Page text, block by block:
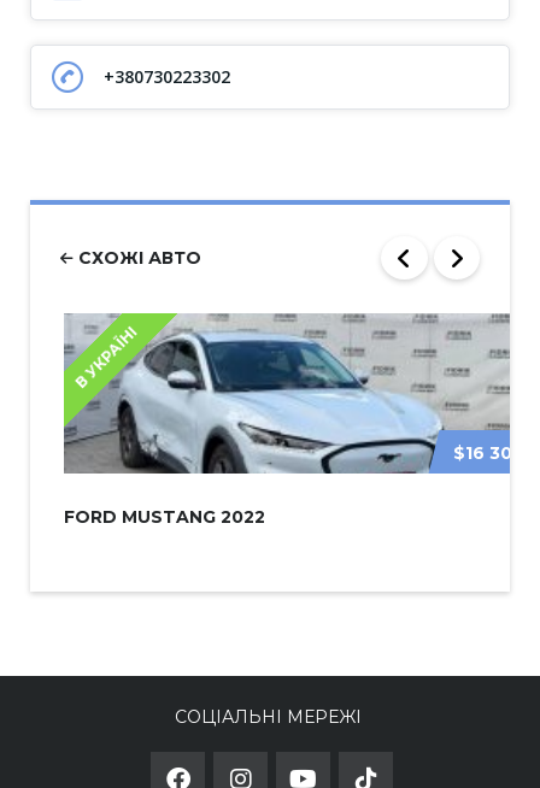
+380730223302
СХОЖІ АВТО
В УКРАЇНІ
$16 300
FORD MUSTANG 2022
СОЦІАЛЬНІ МЕРЕЖІ